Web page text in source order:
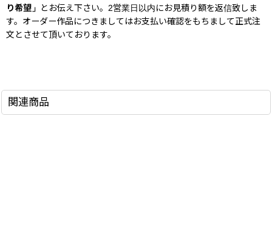
り希望」 とお伝え下さい。2営業日以内にお見積り額を返信致しま
す。オーダー作品につきましてはお支払い確認をもちまして正式注
文とさせて頂いております。
関連商品